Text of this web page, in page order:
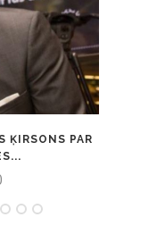
ĶIRSONS PAR